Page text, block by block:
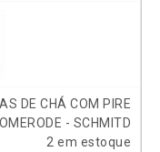
DE CHÁ COM PIRE
- SCHMITD
2 em estoque